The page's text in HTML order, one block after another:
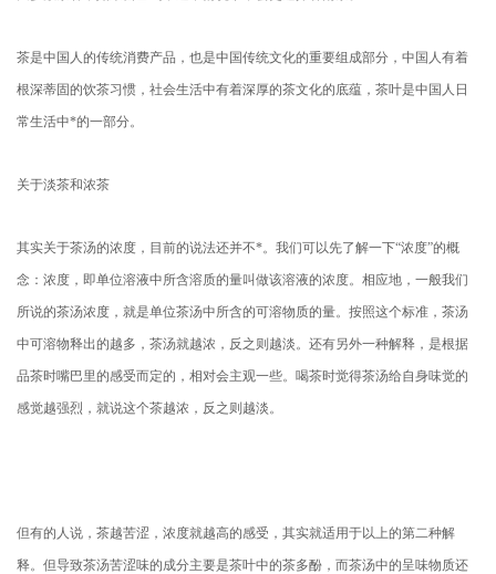
茶是中国人的传统消费产品，也是中国传统文化的重要组成部分，中国人有着
根深蒂固的饮茶习惯，社会生活中有着深厚的茶文化的底蕴，茶叶是中国人日
常生活中*的一部分。
关于淡茶和浓茶
其实关于茶汤的浓度，目前的说法还并不*。我们可以先了解一下“浓度”的概
念：浓度，即单位溶液中所含溶质的量叫做该溶液的浓度。相应地，一般我们
所说的茶汤浓度，就是单位茶汤中所含的可溶物质的量。按照这个标准，茶汤
中可溶物释出的越多，茶汤就越浓，反之则越淡。还有另外一种解释，是根据
品茶时嘴巴里的感受而定的，相对会主观一些。喝茶时觉得茶汤给自身味觉的
感觉越强烈，就说这个茶越浓，反之则越淡。
但有的人说，茶越苦涩，浓度就越高的感受，其实就适用于以上的第二种解
释。但导致茶汤苦涩味的成分主要是茶叶中的茶多酚，而茶汤中的呈味物质还